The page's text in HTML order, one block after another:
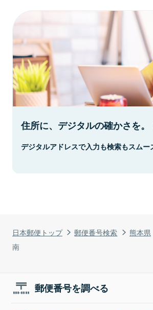
日本郵便トップ 郵便番号検索 熊本県
南
住所に、デジタルの確かさを。
デジタルアドレスで入力も検索もスムー
郵便番号を調べる